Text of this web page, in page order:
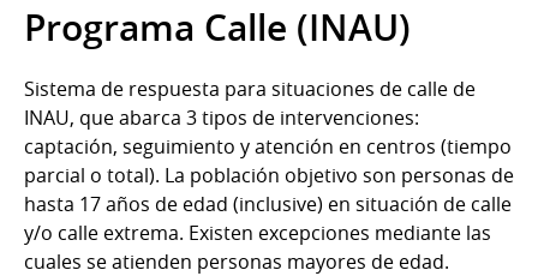
Programa Calle (INAU)
Sistema de respuesta para situaciones de calle de
INAU, que abarca 3 tipos de intervenciones:
captación, seguimiento y atención en centros (tiempo
parcial o total). La población objetivo son personas de
hasta 17 años de edad (inclusive) en situación de calle
y/o calle extrema. Existen excepciones mediante las
cuales se atienden personas mayores de edad.